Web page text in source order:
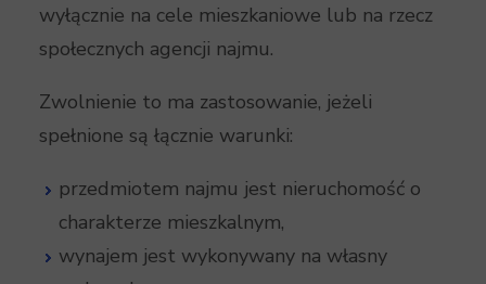
wyłącznie na cele mieszkaniowe lub na rzecz
społecznych agencji najmu.
Zwolnienie to ma zastosowanie, jeżeli
spełnione są łącznie warunki:
przedmiotem najmu jest nieruchomość o
charakterze mieszkalnym,
wynajem jest wykonywany na własny